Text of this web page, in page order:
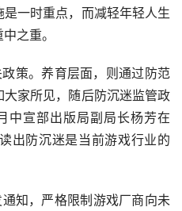
一时重点，而减轻年轻人生
之重。
策。养育层面，则通过防范
家所见，随后防沉迷监管政
中宣部出版局副局长杨芳在
出防沉迷是当前游戏行业的
知，严格限制游戏厂商向未